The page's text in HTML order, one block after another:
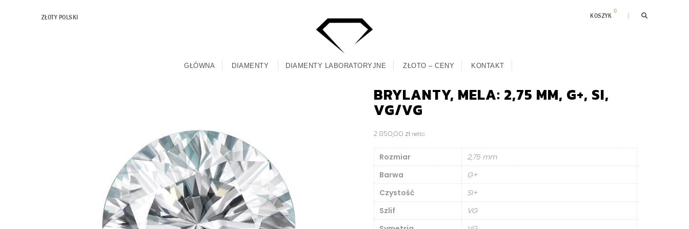
ZŁOTY POLSKI KOSZYK
0
GŁÓWNA DIAMENTY DIAMENTY LABORATORYJNE ZŁOTO – CENY KONTAKT
BRYLANTY, MELA: 2,75 MM, G+, SI,
VG/VG
2 850,00 zł netto
Rozmiar
2,75 mm
Barwa
G+
Czystość
SI+
Szlif
VG